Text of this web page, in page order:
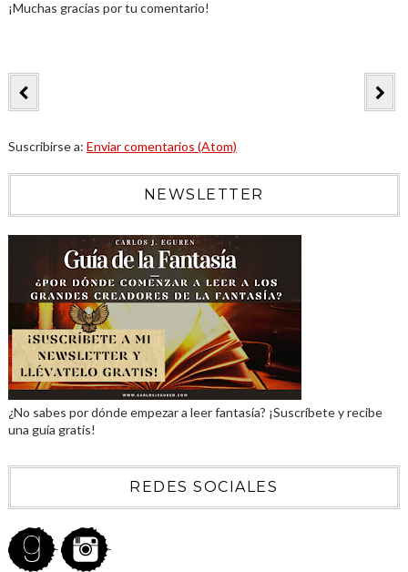
¡Muchas gracias por tu comentario!
Suscribirse a: Enviar comentarios (Atom)
NEWSLETTER
¿No sabes por dónde empezar a leer fantasía? ¡Suscríbete y recibe
una guía gratis!
REDES SOCIALES